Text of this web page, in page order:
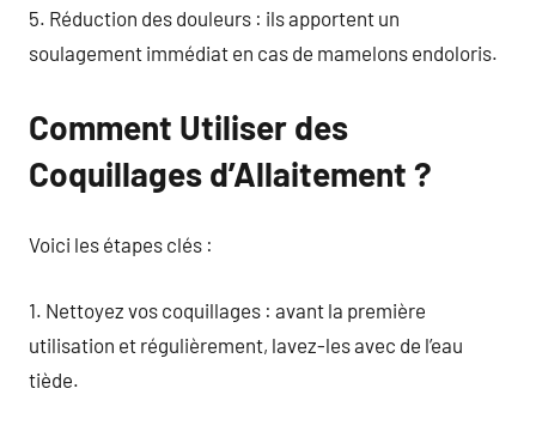
5. Réduction des douleurs : ils apportent un
soulagement immédiat en cas de mamelons endoloris.
Comment Utiliser des
Coquillages d’Allaitement ?
Voici les étapes clés :
1. Nettoyez vos coquillages : avant la première
utilisation et régulièrement, lavez-les avec de l’eau
tiède.